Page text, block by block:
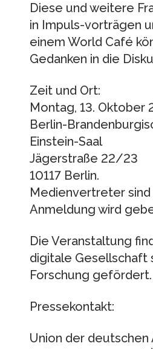
Diese und weitere
in Impuls-vorträgen
einem World Café
Gedanken in die
Zeit und Ort:
Montag, 13. Oktober
Berlin-
Einstein-Saal
Jägerstraße 22/23
10117 Berlin.
Medienvertreter sind
Anmeldung wird
Die Veranstaltung
digitale Gesellschaft
Forschung gefördert.
Pressekontakt:
Union der